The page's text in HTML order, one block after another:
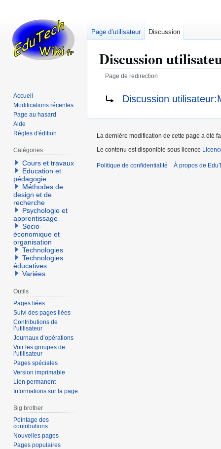
Discussion
Page de redirection
Rediriger vers :Discussion
Page d’utilisateur Discussion
Accueil
Modifications récentes
Page au hasard
Aide
Règles d'édition
Catégories
Cours et travaux
Education et
pédagogie
Méthodes de
design et de
recherche
Psychologie et
apprentissage
Socio-
économique et
organisation
Technologies
Technologies
éducatives
Variées
Outils
Pages liées
Suivi des pages liées
Contributions de
l’utilisateur
Journaux d’opérations
Voir les groupes de
l’utilisateur
Pages spéciales
Version imprimable
Lien permanent
Informations sur la page
Big brother
Pointage des
contributions
Nouvelles pages
Pages populaires
La dernière modification de cette page a été
Le contenu est disponible sous licence
Politique de confidentialité À propos de